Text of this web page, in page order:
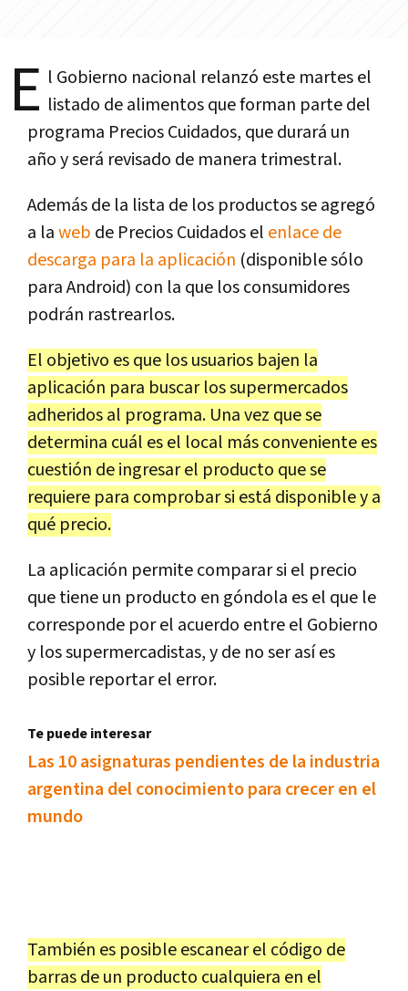
E l Gobierno nacional relanzó este martes el
listado de alimentos que forman parte del
programa Precios Cuidados, que durará un
año y será revisado de manera trimestral.
Además de la lista de los productos se agregó
a laweb de Precios Cuidados el enlace de
descarga para la aplicación (disponible sólo
para Android) con la que los consumidores
podrán rastrearlos.
El objetivo es que los usuarios bajen la
aplicación para buscar los supermercados
adheridos al programa. Una vez que se
determina cuál es el local más conveniente es
cuestión de ingresar el producto que se
requiere para comprobar si está disponible y a
qué precio.
La aplicación permite comparar si el precio
que tiene un producto en góndola es el que le
corresponde por el acuerdo entre el Gobierno
y los supermercadistas, y de no ser así es
posible reportar el error.
Te puede interesar
Las 10 asignaturas pendientes de la industria
argentina del conocimiento para crecer en el
mundo
También es posible escanear el código de
barras de un producto cualquiera en el